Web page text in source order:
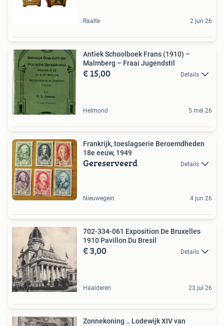
Raalte 2 jun 26
Antiek Schoolboek Frans (1910) –
Malmberg – Fraai Jugendstil
€ 15,00 Details
Helmond 5 mei 26
Frankrijk, toeslagserie Beroemdheden
18e eeuw, 1949
Gereserveerd Details
Nieuwegein 4 jun 26
702-334-061 Exposition De Bruxelles
1910 Pavillon Du Bresil
€ 3,00 Details
Haalderen 23 jul 26
Zonnekoning .. Lodewijk XIV van